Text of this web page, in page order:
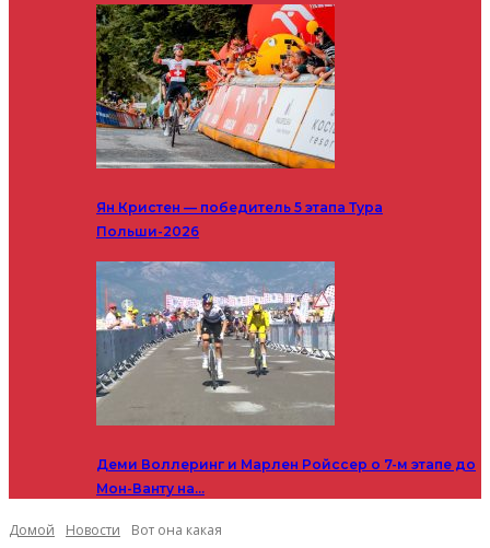
Ян Кристен — победитель 5 этапа Тура
Польши-2026
Деми Воллеринг и Марлен Ройссер о 7-м этапе до
Мон-Ванту на…
Домой Новости Вот она какая